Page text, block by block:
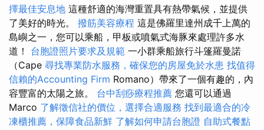
擇最佳安息地 這種舒適的海灣重置具有熱帶氣候，並提供
了美好的時光。 撥筋美容療程 這是佛羅里達州成千上萬的
島嶼之一，您可以乘船，甲板或噴氣式海豚來處理許多水
道！ 台胞證照片要求及規範 一小群乘船旅行斗篷羅曼諾
（Cape 尋找專業防水服務，確保您的房屋免於水患 找值得
信賴的Accounting Firm Romano）帶來了一個有趣的，內
容豐富的太陽之旅。 台中刮痧療程推薦 您還可以通過
Marco 了解徵信社的價位，選擇合適服務 找到最適合的冷
凍櫃推薦，保障食品新鮮 了解如何申請台胞證 自助式餐點